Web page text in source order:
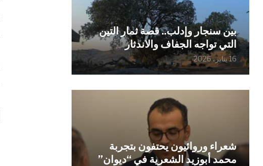
بين سنجار وإدلب.. قصة ثمار التين
التي تواجه الجفاف والاندثار
16 يناير، 2026
شعراء وروائيون يحتفون بتجربة
محمد أبوزيد الشعرية في “ديوان”